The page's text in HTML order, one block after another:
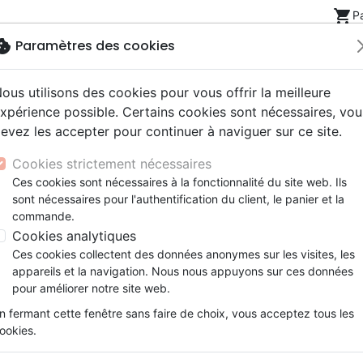
shopping_cart
NouveautésBibles
Segond 21
Segond
NEG
Livres
Famille, couple
Souffrance, Relation d'aide
Santé
eBooks
Couple
Méditations
Souffrance, Relation d'aide
Psychologie
Jeunesse
ans
Bibles jeunesse
Latino, Folk
Soul
Instrumental
Louange, Adoration
Hardrock, Métal
conférences
Documentaires, reportages
Accessoires de Bible
Papeterie
15 à 18 ans Anker werfen – Impuls -
Anker werfen – Impuls
Glaubensfundamente
Auteur :Henrik Mohn
RéférenceRIG682090 EAN9783957900906
Description
Ist die Bibel ein vorwiegend menschliches
Jungfrauengeburt oder Jesu leibliche
Paramètres des cookies
utilisons des cookies pour vous offrir la meilleure
possible. Certains cookies sont nécessaires,
les accepter pour continuer à naviguer sur ce site.
Cookies strictement nécessaires
Ces cookies sont nécessaires à la fonctionnalité du site web. Ils
sont nécessaires pour l'authentification du client, le panier et la
commande.
Cookies analytiques
Ces cookies collectent des données anonymes sur les visites, les
appareils et la navigation. Nous nous appuyons sur ces données
pour améliorer notre site web.
fermant cette fenêtre sans faire de choix, vous acceptez tous les